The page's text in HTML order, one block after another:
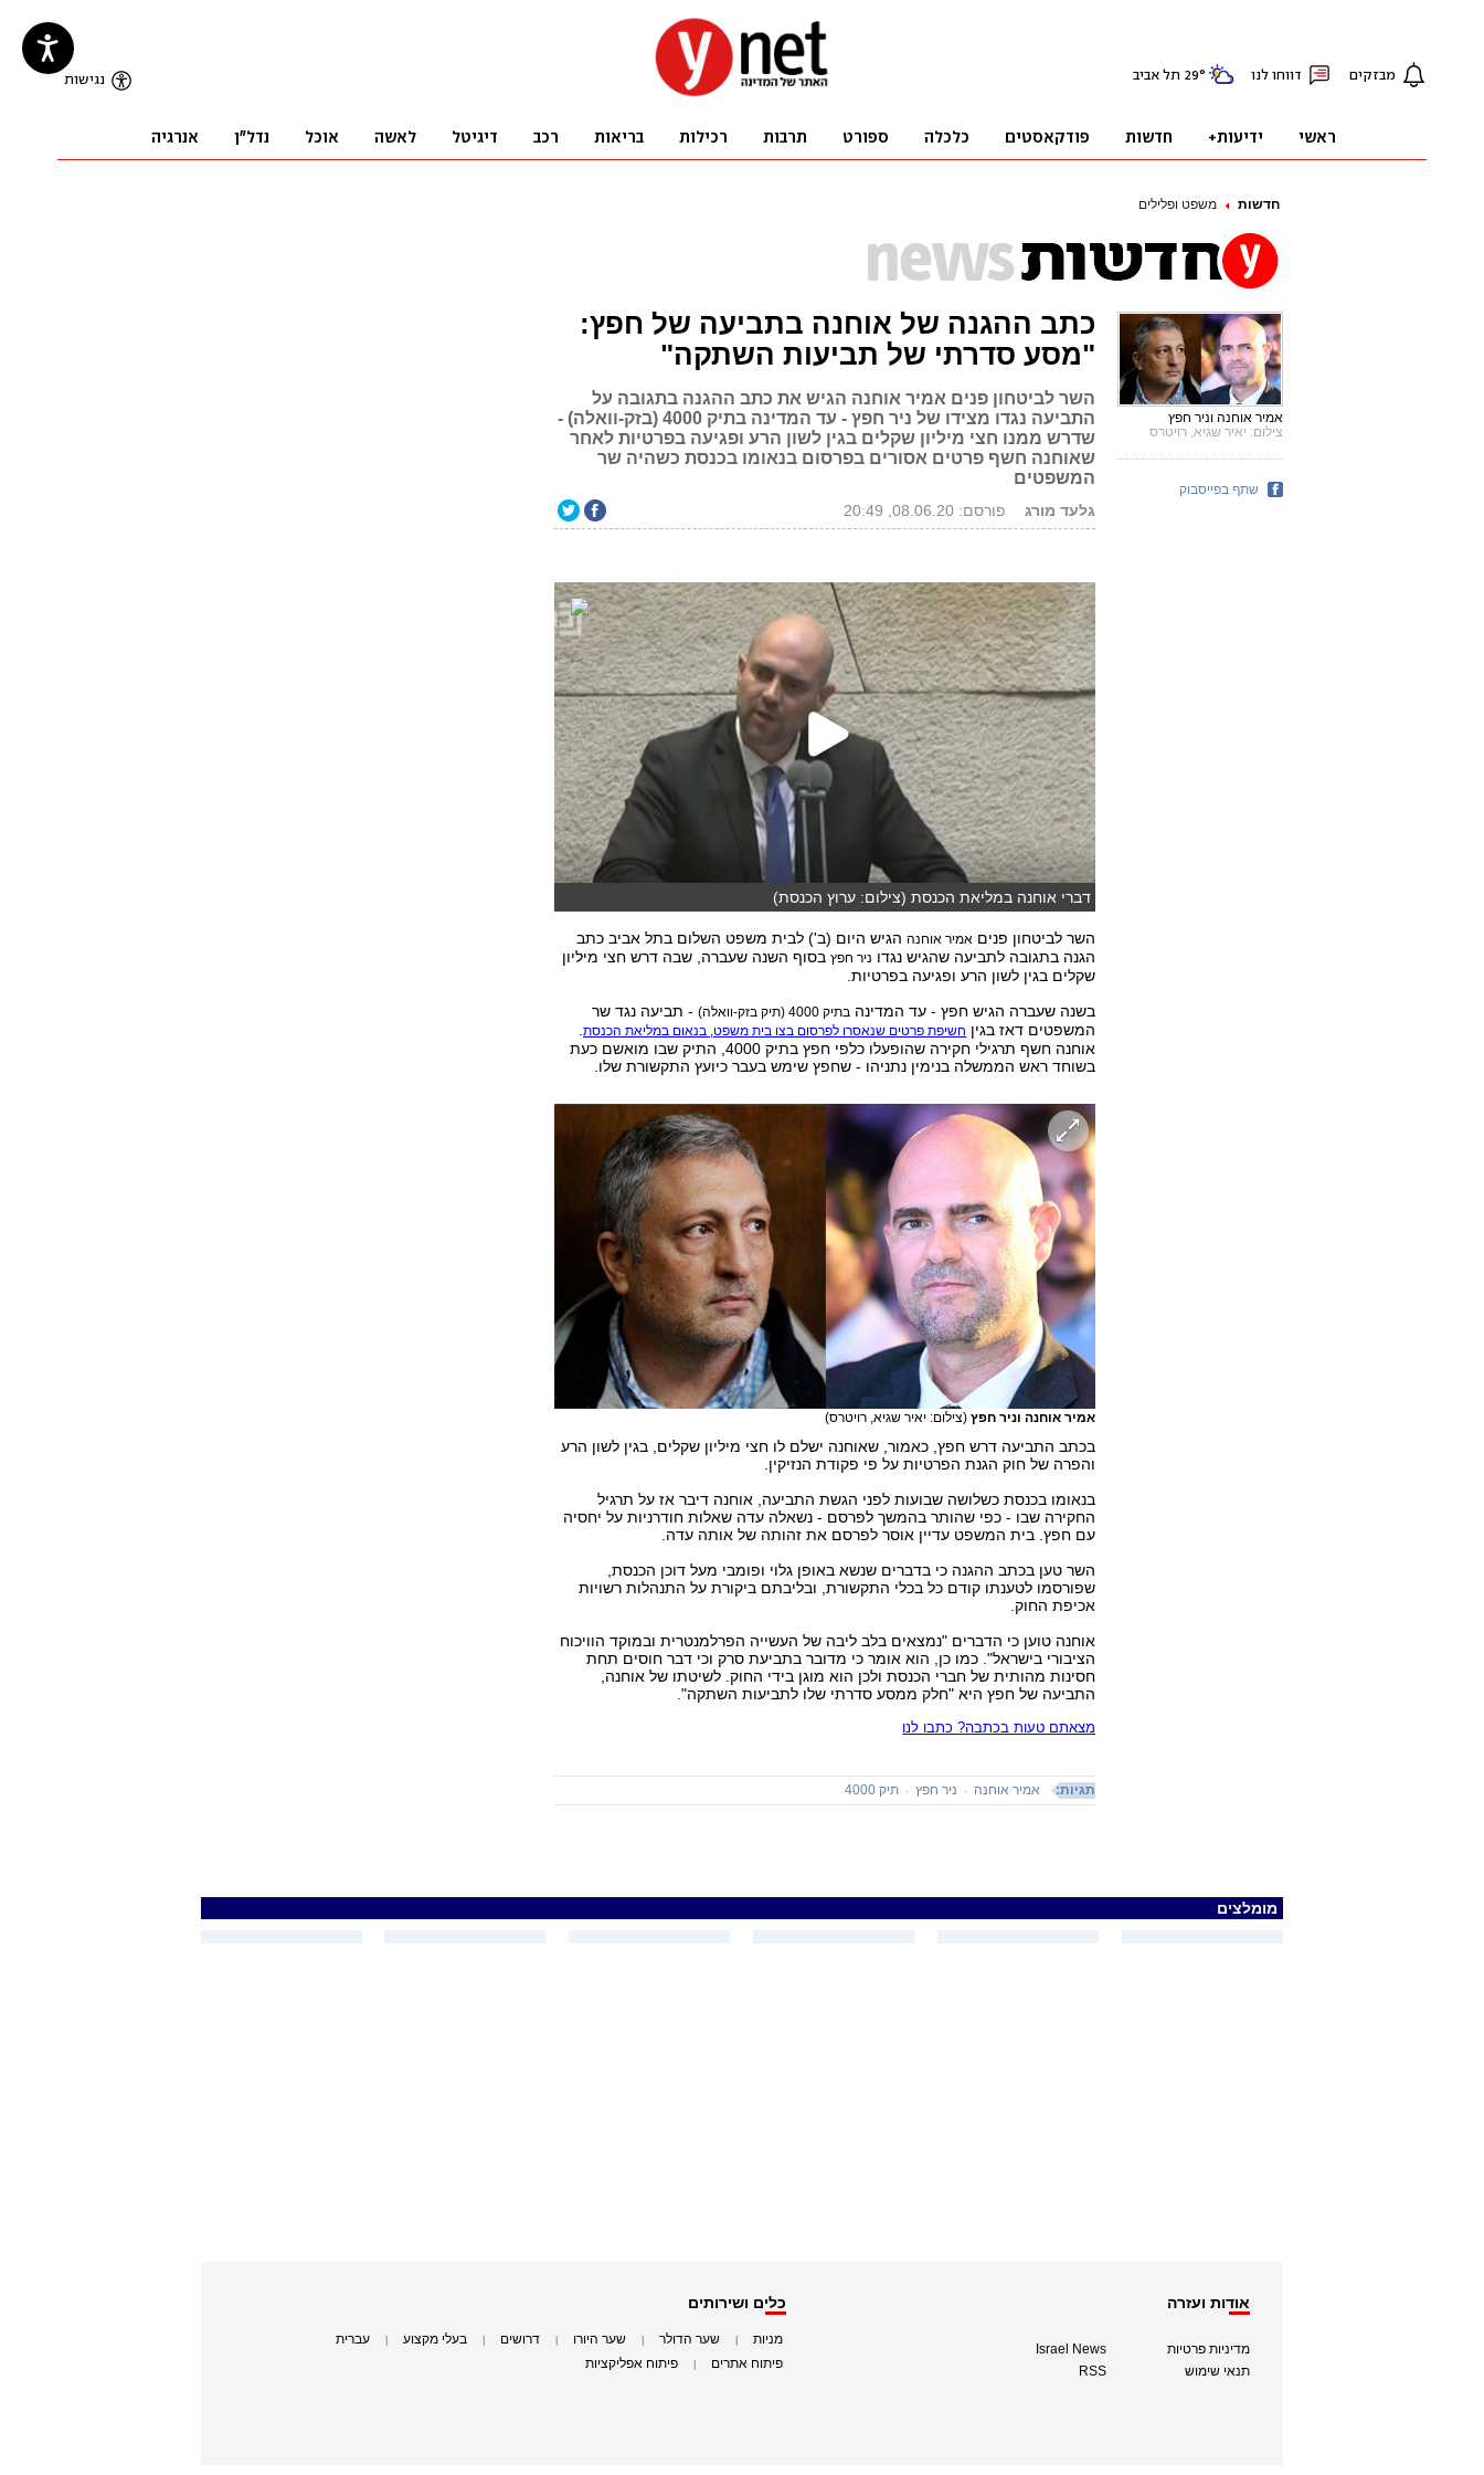
חדשות משפט ופלילים
כתב ההגנה של אוחנה בתביעה של חפץ:
"מסע סדרתי של תביעות השתקה"
השר לביטחון פנים אמיר אוחנה הגיש את כתב ההגנה בתגובה על
התביעה נגדו מצידו של ניר חפץ - עד המדינה בתיק 4000 (בזק-וואלה) -
שדרש ממנו חצי מיליון שקלים בגין לשון הרע ופגיעה בפרטיות לאחר
שאוחנה חשף פרטים אסורים בפרסום בנאומו בכנסת כשהיה שר
המשפטים
גלעד מורג פורסם: 08.06.20, 20:49
דברי אוחנה במליאת הכנסת (צילום: ערוץ הכנסת)
השר לביטחון פנים אמיר אוחנההגיש היום (ב') לבית משפט השלום בתל אביב כתב
הגנה בתגובה לתביעה שהגיש נגדו ניר חפץבסוף השנה שעברה, שבה דרש חצי מיליון
שקלים בגין לשון הרע ופגיעה בפרטיות.
בשנה שעברה הגיש חפץ - עד המדינה בתיק 4000 (תיק בזק-וואלה)
- תביעה נגד שר
המשפטים דאז בגין חשיפת פרטים שנאסרו לפרסום בצו בית משפט, בנאום במליאת הכנסת.
אוחנה חשף תרגילי חקירה שהופעלו כלפי חפץ בתיק 4000, התיק שבו מואשם כעת
בשוחד ראש הממשלה בנימין נתניהו - שחפץ שימש בעבר כיועץ התקשורת שלו.
אמיר אוחנה וניר חפץ (צילום: יאיר שגיא, רויטרס)
בכתב התביעה דרש חפץ, כאמור, שאוחנה ישלם לו חצי מיליון שקלים, בגין לשון הרע
והפרה של חוק הגנת הפרטיות על פי פקודת הנזיקין.
בנאומו בכנסת כשלושה שבועות לפני הגשת התביעה, אוחנה דיבר אז על תרגיל
החקירה שבו - כפי שהותר בהמשך לפרסם - נשאלה עדה שאלות חודרניות על יחסיה
עם חפץ. בית המשפט עדיין אוסר לפרסם את זהותה של אותה עדה.
השר טען בכתב ההגנה כי בדברים שנשא באופן גלוי ופומבי מעל דוכן הכנסת,
שפורסמו לטענתו קודם כל בכלי התקשורת, ובליבתם ביקורת על התנהלות רשויות
אכיפת החוק.
אוחנה טוען כי הדברים "נמצאים בלב ליבה של העשייה הפרלמנטרית ובמוקד הוויכוח
הציבורי בישראל". כמו כן, הוא אומר כי מדובר בתביעת סרק וכי דבר חוסים תחת
חסינות מהותית של חברי הכנסת ולכן הוא מוגן בידי החוק. לשיטתו של אוחנה,
התביעה של חפץ היא "חלק ממסע סדרתי שלו לתביעות השתקה".
מצאתם טעות בכתבה? כתבו לנו
תגיות: אמיר אוחנה ניר חפץ תיק 4000
אמיר אוחנה וניר חפץ
צילום: יאיר שגיא, רויטרס
שתף בפייסבוק
מומלצים
אודות ועזרה
מדיניות פרטיות
תנאי שימוש
Israel News
RSS
כלים ושירותים
מניות שער הדולר שער היורו דרושים בעלי מקצוע עברית
פיתוח אתרים פיתוח אפליקציות